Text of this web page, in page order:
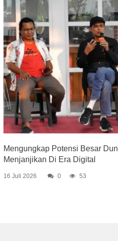
Mengungkap Potensi Besar
Menjanjikan Di Era Digital
16 Juli 2026 0 53